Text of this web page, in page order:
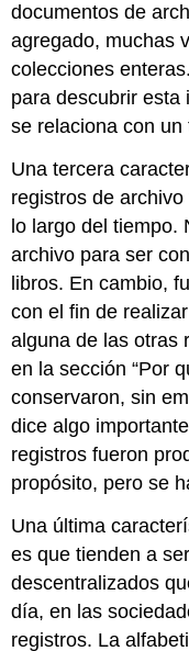
documentos de
agregado, muchas
colecciones
para descubrir esta
se relaciona con
Una tercera
registros de
lo largo del tiempo.
archivo para ser
libros. En cambio,
con el fin de
alguna de las otras
en la sección “Por
conservaron, sin
dice algo
registros fueron
propósito, pero se
Una última
es que tienden a
descentralizados
día, en las
registros. La